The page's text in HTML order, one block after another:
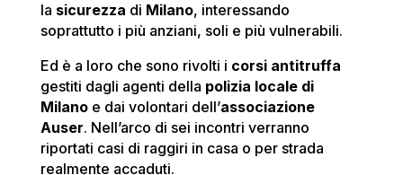
la sicurezza di Milano, interessando
soprattutto i più anziani, soli e più vulnerabili.
Ed è a loro che sono rivolti i corsi antitruffa
gestiti dagli agenti della polizia locale di
Milanoe dai volontari dell’associazione
Auser. Nell’arco di sei incontri verranno
riportati casi di raggiri in casa o per strada
realmente accaduti.